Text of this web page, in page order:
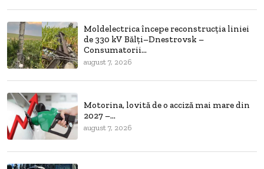
Moldelectrica începe reconstrucția liniei
de 330 kV Bălți–Dnestrovsk –
Consumatorii...
august 7, 2026
Motorina, lovită de o acciză mai mare din
2027 –...
august 7, 2026